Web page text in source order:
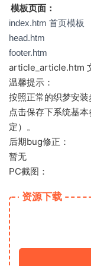
模板页面：
index.htm 首页模板
head.htm
footer.htm
article_article.htm
温馨提示：
按照正常的织梦安
点击保存下系统基
定）。
后期bug修正：
暂无
PC截图：
资源下载